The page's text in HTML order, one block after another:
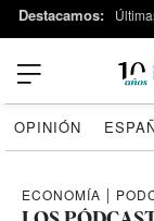
Destacamos:
OPINIÓN
ECONOMÍA |